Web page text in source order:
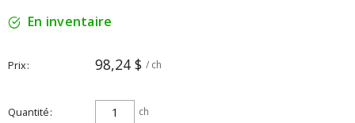
En inventaire
Prix 98,24 $ / ch
Quantité ch